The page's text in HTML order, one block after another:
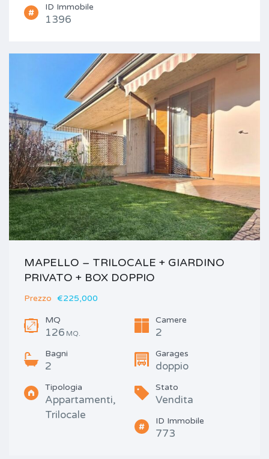
ID Immobile
1396
MAPELLO – TRILOCALE + GIARDINO
PRIVATO + BOX DOPPIO
Prezzo €225,000
MQ
126 MQ.
Camere
2
Bagni
2
Garages
doppio
Tipologia
Appartamenti,
Trilocale
Stato
Vendita
ID Immobile
773